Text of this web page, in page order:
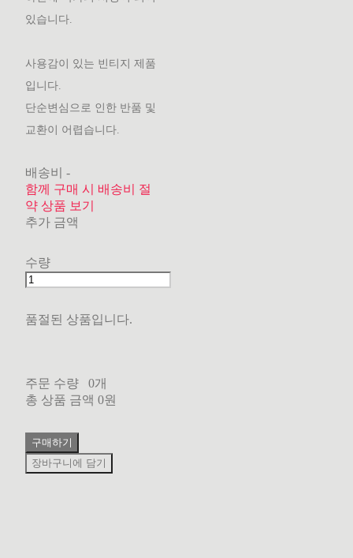
있습니다.
사용감이 있는 빈티지 제품
입니다.
단순변심으로 인한 반품 및
교환이 어렵습니다.
배송비-
함께 구매 시 배송비 절
약 상품 보기
추가 금액
수량
품절된 상품입니다.
주문 수량
0개
총 상품 금액 0원
구매하기
장바구니에 담기